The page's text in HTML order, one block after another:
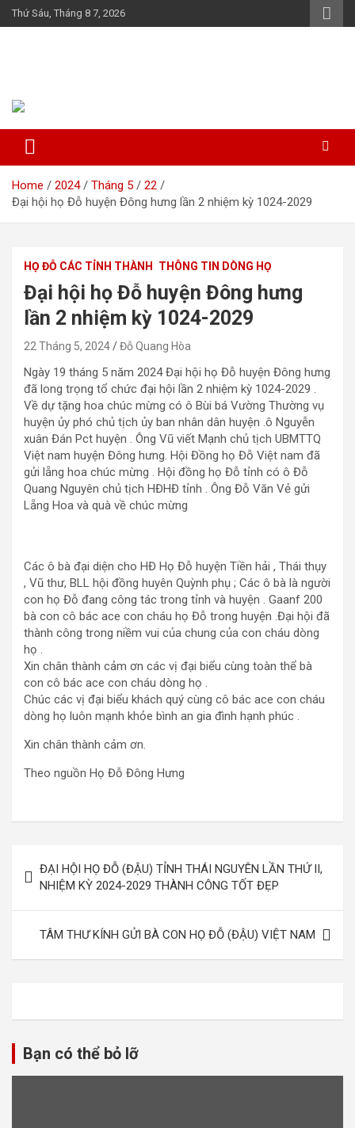
Skip
to
Thứ Sáu, Tháng 8 7, 2026
Home 2024 Tháng 5
22
Đại hội họ Đỗ huyện Đông hưng lần 2 nhiệm kỳ 1024-2029
HỌ ĐỖ CÁC TỈNH THÀNH THÔNG TIN DÒNG HỌ
Đại hội họ Đỗ huyện Đông hưng
lần 2 nhiệm kỳ 1024-2029
22 Tháng 5, 2024 Đỗ Quang Hòa
Ngày 19 tháng 5 năm 2024 Đại hội họ Đỗ huyện Đông hưng
đã long trọng tổ chức đại hội lần 2 nhiệm kỳ 1024-2029 .
Về dự tặng hoa chúc mừng có ô Bùi bá Vường Thường vụ
huyện ủy phó chủ tịch ủy ban nhân dân huyện .ô Nguyễn
xuân Đán Pct huyện . Ông Vũ viết Mạnh chủ tịch UBMTTQ
Việt nam huyện Đông hưng. Hội Đồng họ Đỗ Việt nam đã
gửi lẵng hoa chúc mừng . Hội đồng họ Đỗ tỉnh có ô Đỗ
Quang Nguyên chủ tịch HĐHĐ tỉnh . Ông Đỗ Văn Vẻ gửi
Lẵng Hoa và quà về chúc mừng
Các ô bà đại diện cho HĐ Họ Đỗ huyện Tiền hải , Thái thụy
, Vũ thư, BLL hội đồng huyên Quỳnh phụ ; Các ô bà là người
con họ Đỗ đang công tác trong tỉnh và huyện . Gaanf 200
bà con cô bác ace con cháu họ Đỗ trong huyện .Đại hội đã
thành công trong niềm vui của chung của con cháu dòng
họ .
Xin chân thành cảm ơn các vị đại biểu cùng toàn thể bà
con cô bác ace con cháu dòng họ .
Chúc các vị đại biểu khách quý cùng cô bác ace con cháu
dòng họ luôn mạnh khỏe bình an gia đình hạnh phúc .
Xin chân thành cảm ơn.
Theo nguồn Họ Đỗ Đông Hưng
hướng
bài
viết
ĐẠI HỘI HỌ ĐỖ (ĐẬU) TỈNH THÁI NGUYÊN LẦN THỨ II,
NHIỆM KỲ 2024-2029 THÀNH CÔNG TỐT ĐẸP
TÂM THƯ KÍNH GỬI BÀ CON HỌ ĐỖ (ĐẬU) VIỆT NAM
Bạn có thể bỏ lỡ